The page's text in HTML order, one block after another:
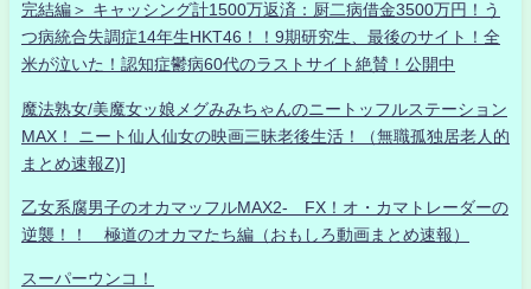
完結編＞ キャッシング計1500万返済：厨二病借金3500万円！う
つ病統合失調症14年生HKT46！！9期研究生、最後のサイト！全
米が泣いた！認知症鬱病60代のラストサイト絶賛！公開中
魔法熟女/美魔女ッ娘メグみみちゃんのニートッフルステーション
MAX！ ニート仙人仙女の映画三昧老後生活！（無職孤独居老人的
まとめ速報Z)]
乙女系腐男子のオカマッフルMAX2- FX！オ・カマトレーダーの
逆襲！！ 極道のオカマたち編（おもしろ動画まとめ速報）
スーパーウンコ！